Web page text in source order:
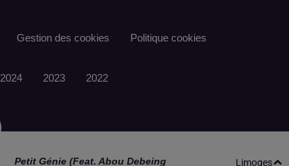
Petit Génie (feat. Abou Debeing Limoges
Gestion des cookies Politique cookies
2024 2023 2022